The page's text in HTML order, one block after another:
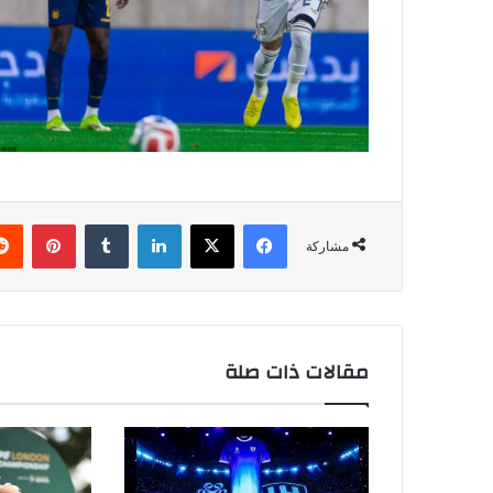
مشاركة
فيسبوك ‫X لينكدإن ‏Tumblr
مقالات ذات صلة